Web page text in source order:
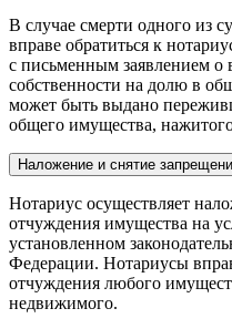
В случае смерти одного из
вправе обратиться к
с письменным заявлением о
собственности на долю в
может быть выдано
общего имущества,
Наложение и снятие
Нотариус осуществляет
отчуждения имущества на
установленном
Федерации. Нотариусы
отчуждения любого
недвижимого.